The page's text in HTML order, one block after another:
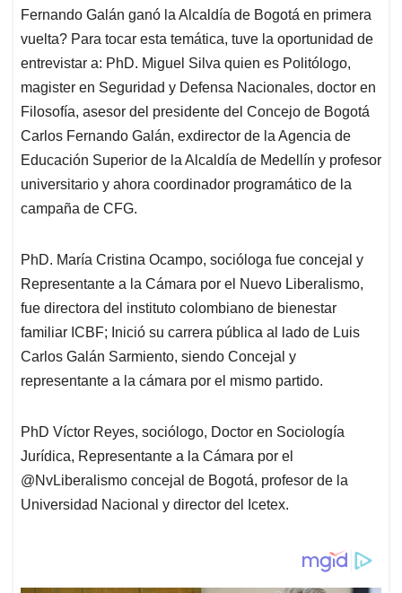
A
p
p
o
o
k
d
I
n
d
s
Fernando Galán ganó la Alcaldía de Bogotá en primera
vuelta? Para tocar esta temática, tuve la oportunidad de
entrevistar a: PhD. Miguel Silva quien es Politólogo,
magister en Seguridad y Defensa Nacionales, doctor en
Filosofía, asesor del presidente del Concejo de Bogotá
Carlos Fernando Galán, exdirector de la Agencia de
Educación Superior de la Alcaldía de Medellín y profesor
universitario y ahora coordinador programático de la
campaña de CFG.
PhD. María Cristina Ocampo, socióloga fue concejal y
Representante a la Cámara por el Nuevo Liberalismo,
fue directora del instituto colombiano de bienestar
familiar ICBF; Inició su carrera pública al lado de Luis
Carlos Galán Sarmiento, siendo Concejal y
representante a la cámara por el mismo partido.
PhD Víctor Reyes, sociólogo, Doctor en Sociología
Jurídica, Representante a la Cámara por el
@NvLiberalismo concejal de Bogotá, profesor de la
Universidad Nacional y director del Icetex.